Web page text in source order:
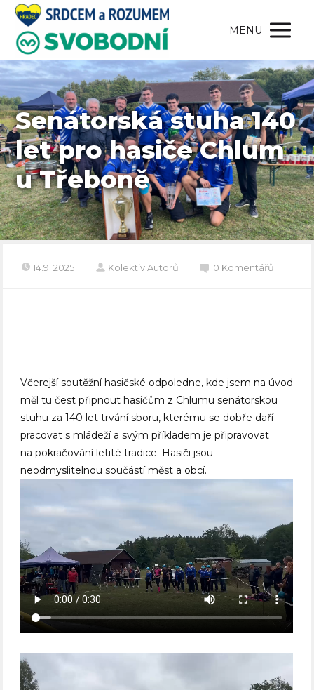
MENU
Senátorská stuha 140
let pro hasiče Chlum
u Třeboně
14.9. 2025 Kolektiv Autorů 0 Komentářů
Včerejší soutěžní hasičské odpoledne, kde jsem na úvod
měl tu čest připnout hasičům z Chlumu senátorskou
stuhu za 140 let trvání sboru, kterému se dobře daří
pracovat s mládeží a svým příkladem je připravovat
na pokračování letité tradice. Hasiči jsou
neodmyslitelnou součástí měst a obcí.